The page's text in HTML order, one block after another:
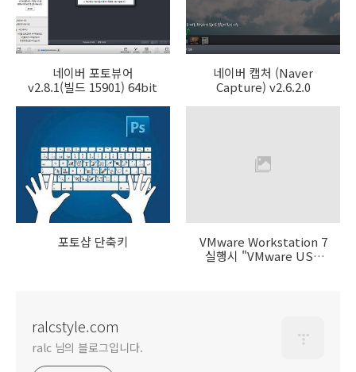
네이버 포토뷰어
v2.8.1(빌드 15901) 64bit
네이버 캡처 (Naver
Capture) v2.6.2.0
포토샵 단축키
VMware Workstation 7
실행시 "VMware USB
ralcstyle.com
ralc 님의 블로그입니다.